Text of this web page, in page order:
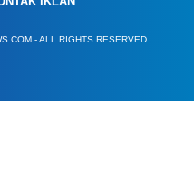
- ALL RIGHTS RESERVED